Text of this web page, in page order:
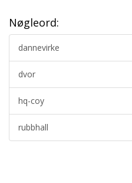
Nøgleord:
dannevirke
dvor
hq-coy
rubbhall